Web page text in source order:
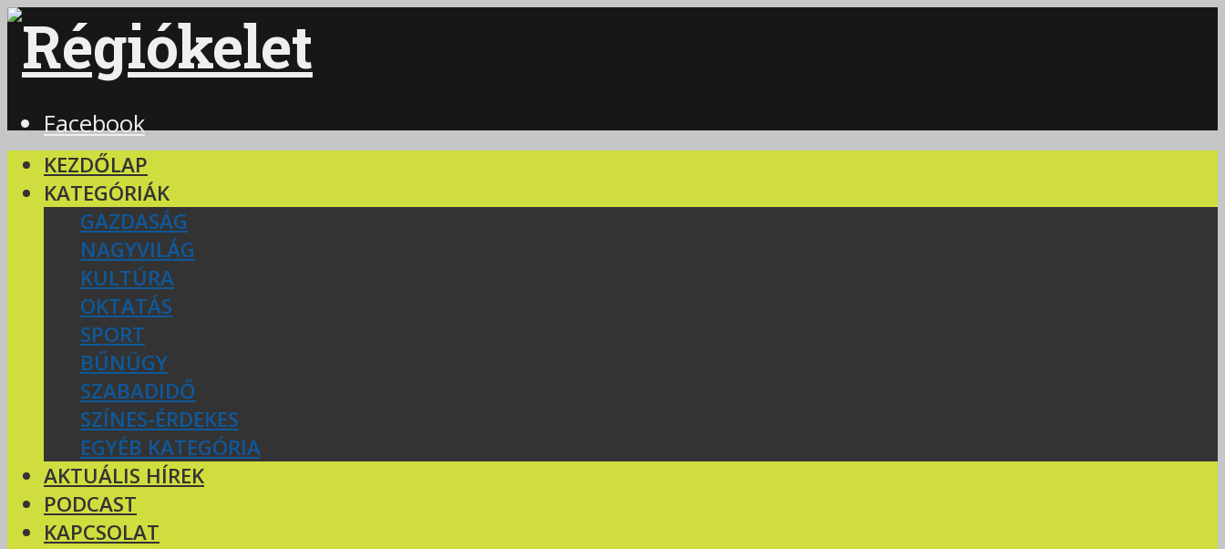
Facebook
KEZDŐLAP
KATEGÓRIÁK
GAZDASÁG
NAGYVILÁG
KULTÚRA
OKTATÁS
SPORT
BŰNÜGY
SZABADIDŐ
SZÍNES-ÉRDEKES
EGYÉB KATEGÓRIA
AKTUÁLIS HÍREK
PODCAST
KAPCSOLAT